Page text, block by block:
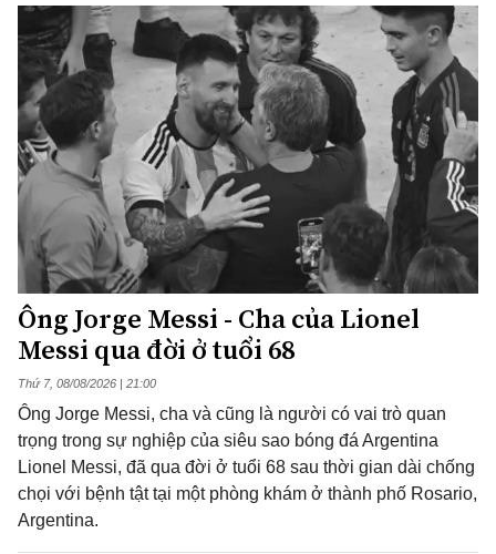
Ông Jorge Messi - Cha của Lionel
Messi qua đời ở tuổi 68
Thứ 7, 08/08/2026 | 21:00
Ông Jorge Messi, cha và cũng là người có vai trò quan
trọng trong sự nghiệp của siêu sao bóng đá Argentina
Lionel Messi, đã qua đời ở tuổi 68 sau thời gian dài chống
chọi với bệnh tật tại một phòng khám ở thành phố Rosario,
Argentina.